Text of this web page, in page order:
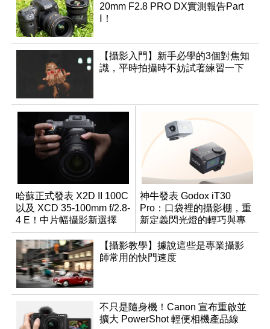
20mm F2.8 PRO DX實測報告Part
Ⅰ！
【攝影入門】新手必學的3個對焦知
識，平時拍攝時不妨試著練習一下
哈蘇正式發表 X2D II 100C
以及 XCD 35-100mm f/2.8-
4 E！中片幅攝影新選擇
神牛發表 Godox iT30
Pro：口袋裡的攝影棚，重
新定義閃光燈的輕巧與專
業
【攝影教學】據說這些是專業攝影
師常用的快門速度
不只是隨身機！Canon 宣布重啟並
擴大 PowerShot 輕便相機產品線